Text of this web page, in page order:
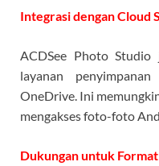
Integrasi dengan Cloud
ACDSee Photo
layanan
OneDrive. Ini
mengakses foto-foto
Dukungan untuk